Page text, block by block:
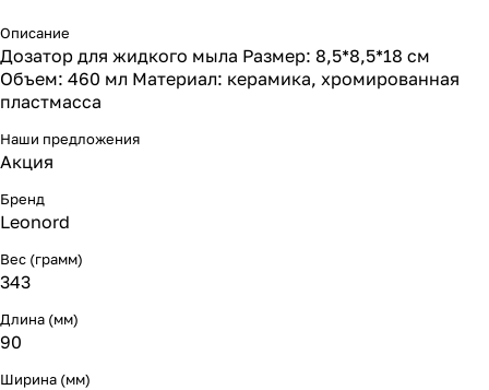
Описание
Дозатор для жидкого мыла Размер: 8,5*8,5*18 см
Объем: 460 мл Материал: керамика, хромированная
пластмасса
Наши предложения
Акция
Бренд
Leonord
Вес (грамм)
343
Длина (мм)
90
Ширина (мм)